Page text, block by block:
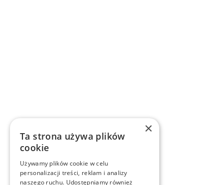
×
Ta strona używa plików
cookie
Używamy plików cookie w celu
personalizacji treści, reklam i analizy
naszego ruchu. Udostępniamy również